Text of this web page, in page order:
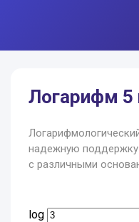
Логарифм 5
надежную
с различными
log